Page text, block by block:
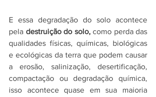
E essa degradação do solo acontece
pela destruição do solo, como perda das
qualidades físicas, químicas, biológicas
e ecológicas da terra que podem causar
a erosão, salinização, desertificação,
compactação ou degradação química,